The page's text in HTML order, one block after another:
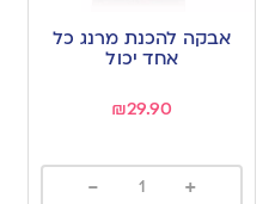
to
wishlist
אבקה להכנת מרנג כל
אחד יכול
₪29.90
+
-